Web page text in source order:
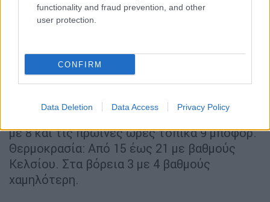
functionality and fraud prevention, and other
user protection.
CONFIRM
Data Deletion Data Access Privacy Policy
ΝΗΣΙΑ ΑΝΑΤΟΛΙΚΟΥ ΑΙΓΑΙΟΥ - ΔΩΔΕΚΑΝΗΣΑ
στα κεντρικά και νότια, όπου θα σημειωθούν
τοπικές βροχές και πιθανώς μεμονωμένες
καταιγίδες.
Ανεμοι: Στα νότια βόρειοι βορειοδυτικοί 4
με 6 μποφόρ. Στα βόρεια βορειοανατολικοί 7
με 8 και τις πρωινές ώρες τοπικά 9 μποφόρ.
Θερμοκρασία: Από 15 έως 21 με βαθμούς
Κελσίου. Στα βόρεια 3 με 4 βαθμούς
χαμηλότερη.